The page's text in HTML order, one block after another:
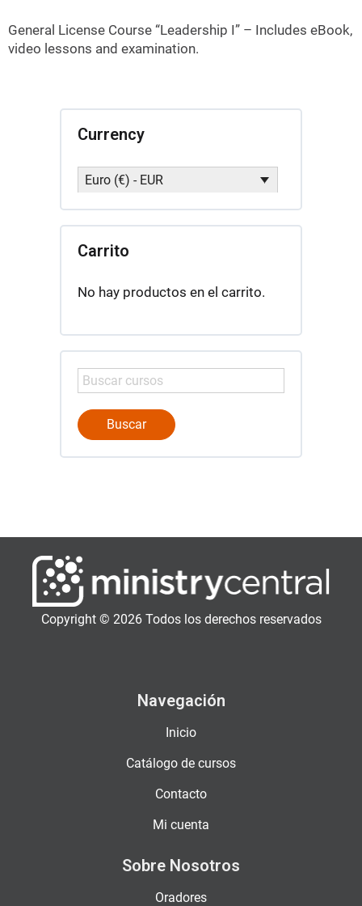
General License Course “Leadership I” – Includes eBook,
video lessons and examination.
Currency
Euro (€) - EUR
Carrito
No hay productos en el carrito.
Copyright © 2026 Todos los derechos reservados
Navegación
Inicio
Catálogo de cursos
Contacto
Mi cuenta
Sobre Nosotros
Oradores